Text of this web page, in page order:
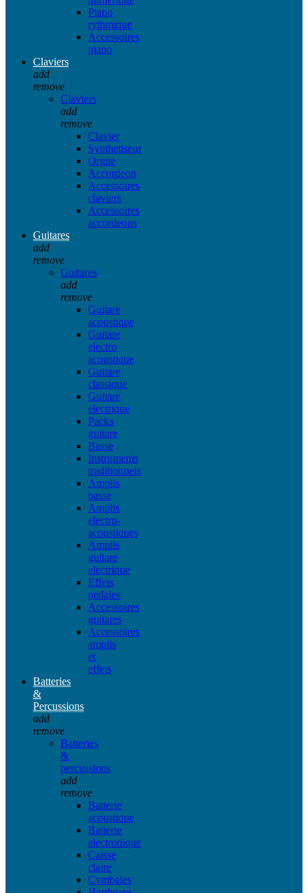
Piano
rythmique
Accessoires
piano
Claviers
add
remove
Claviers
add
remove
Clavier
Synthetiseur
Orgue
Accordeon
Accessoires
claviers
Accessoires
accordeons
Guitares
add
remove
Guitares
add
remove
Guitare
acoustique
Guitare
electro
acoustique
Guitare
classique
Guitare
electrique
Packs
guitare
Basse
Instruments
traditionnels
Amplis
basse
Amplis
electro-
acoustiques
Amplis
guitare
electrique
Effets
pedales
Accessoires
guitares
Accessoires
amplis
et
effets
Batteries
&
Percussions
add
remove
Batteries
&
percussions
add
remove
Batterie
acoustique
Batterie
electronique
Caisse
claire
Cymbales